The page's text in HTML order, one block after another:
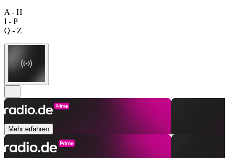
A - H
I - P
Q - Z
Mehr erfahren